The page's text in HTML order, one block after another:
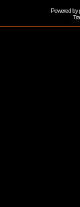
Powered by